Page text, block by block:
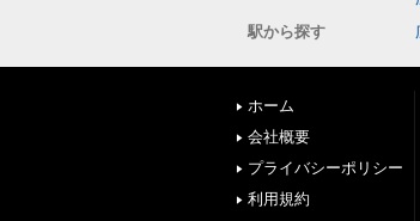
駅から探す
ホーム
会社概要
プライバシーポリシー
利用規約